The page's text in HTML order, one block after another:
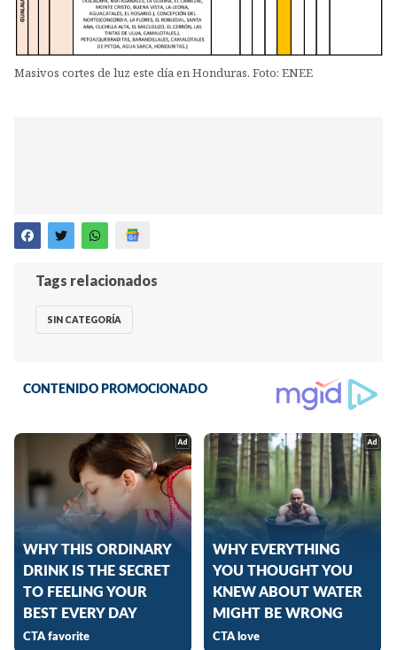
Masivos cortes de luz este día en Honduras. Foto: ENEE
Tags relacionados
SIN CATEGORÍA